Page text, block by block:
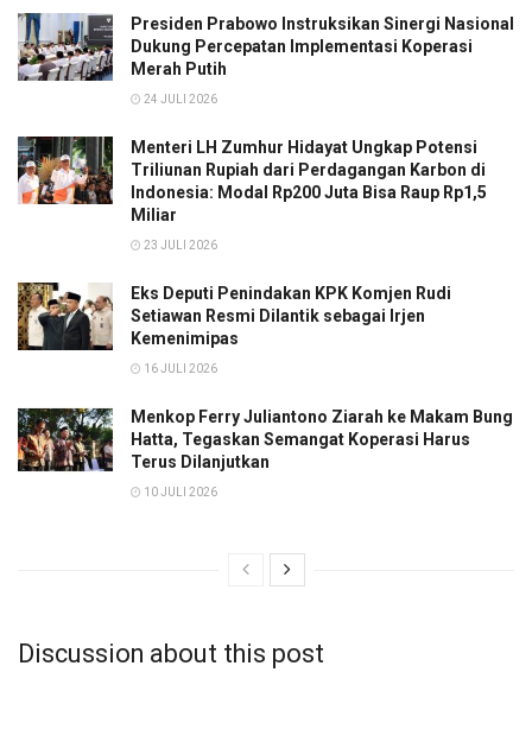
Presiden Prabowo Instruksikan Sinergi Nasional
Dukung Percepatan Implementasi Koperasi
Merah Putih
24 JULI 2026
Menteri LH Zumhur Hidayat Ungkap Potensi
Triliunan Rupiah dari Perdagangan Karbon di
Indonesia: Modal Rp200 Juta Bisa Raup Rp1,5
Miliar
23 JULI 2026
Eks Deputi Penindakan KPK Komjen Rudi
Setiawan Resmi Dilantik sebagai Irjen
Kemenimipas
16 JULI 2026
Menkop Ferry Juliantono Ziarah ke Makam Bung
Hatta, Tegaskan Semangat Koperasi Harus
Terus Dilanjutkan
10 JULI 2026
Discussion about this post